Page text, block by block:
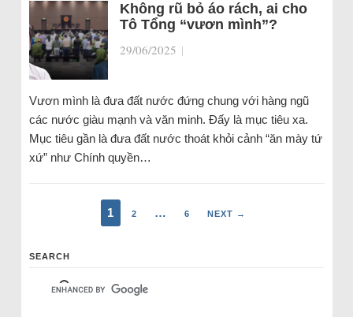
Không rũ bỏ áo rách, ai cho
Tô Tổng “vươn mình”?
29/06/2025 |
Vươn mình là đưa đất nước đứng chung với hàng ngũ
các nước giàu mạnh và văn minh. Đấy là mục tiêu xa.
Mục tiêu gần là đưa đất nước thoát khỏi cảnh “ăn mày tứ
xứ” như Chính quyền…
1 2 … 6 NEXT →
SEARCH